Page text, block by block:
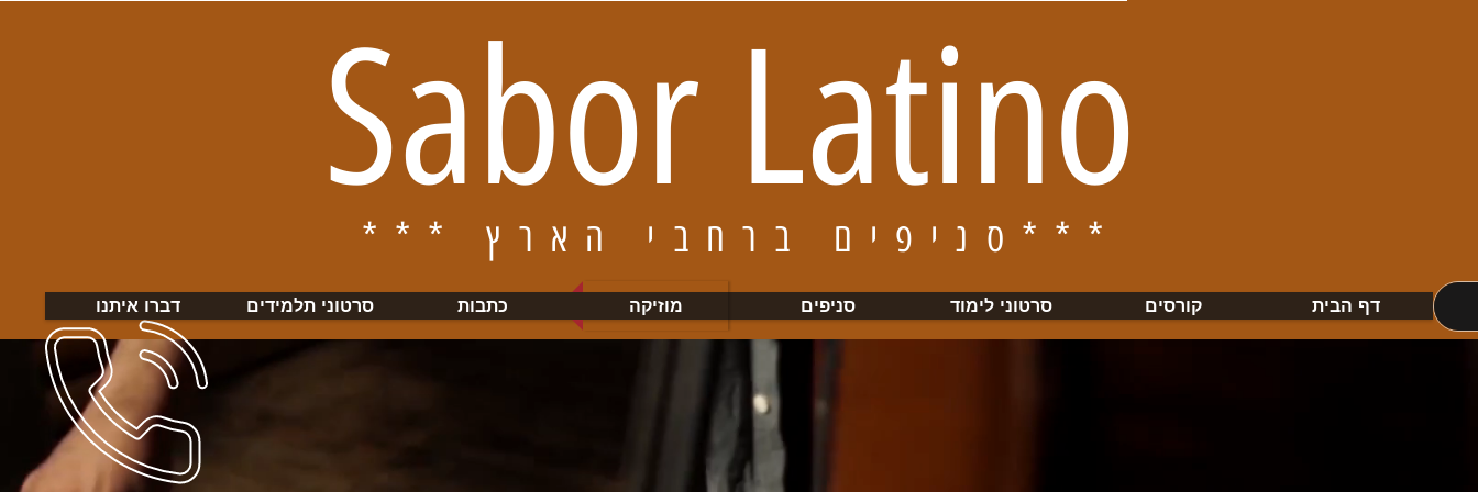
Sabor Latino
*** סניפים ברחבי הארץ***
דף הבית קורסים סרטוני לימוד סניפים מוזיקה כתבות סרטוני תלמידים דברו איתנו